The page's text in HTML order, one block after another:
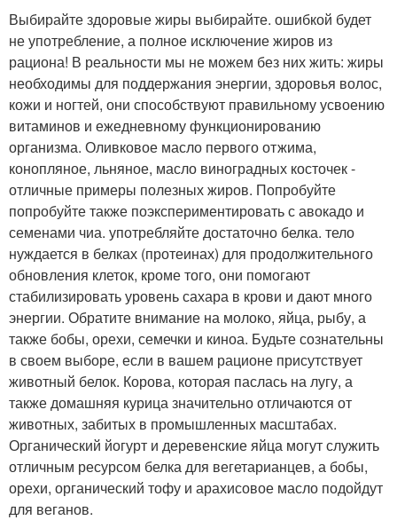
Выбирайте здоровые жиры выбирайте. ошибкой будет
не употребление, а полное исключение жиров из
рациона! В реальности мы не можем без них жить: жиры
необходимы для поддержания энергии, здоровья волос,
кожи и ногтей, они способствуют правильному усвоению
витаминов и ежедневному функционированию
организма. Оливковое масло первого отжима,
конопляное, льняное, масло виноградных косточек -
отличные примеры полезных жиров. Попробуйте
попробуйте также поэкспериментировать с авокадо и
семенами чиа. употребляйте достаточно белка. тело
нуждается в белках (протеинах) для продолжительного
обновления клеток, кроме того, они помогают
стабилизировать уровень сахара в крови и дают много
энергии. Обратите внимание на молоко, яйца, рыбу, а
также бобы, орехи, семечки и киноа. Будьте сознательны
в своем выборе, если в вашем рационе присутствует
животный белок. Корова, которая паслась на лугу, а
также домашняя курица значительно отличаются от
животных, забитых в промышленных масштабах.
Органический йогурт и деревенские яйца могут служить
отличным ресурсом белка для вегетарианцев, а бобы,
орехи, органический тофу и арахисовое масло подойдут
для веганов.